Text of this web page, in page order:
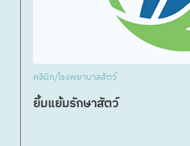
คลินิก/โรงพยาบาลสัตว์
ยิ้มแย้มรักษาสัตว์